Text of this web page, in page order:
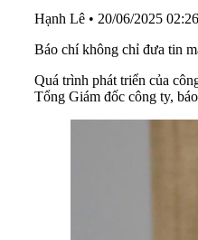
Hạnh Lê • 20/06/2025 02:26
Báo chí không chỉ đưa tin
Quá trình phát triển của
Tổng Giám đốc công ty,